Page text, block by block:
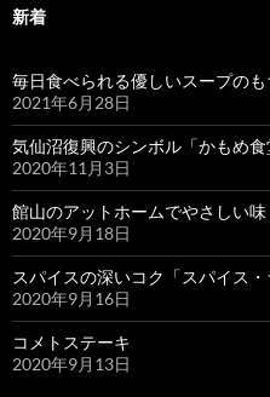
新着
毎日食べられる優しいスープのも
2021年6月28日
気仙沼復興のシンボル「かもめ食
2020年11月3日
館山のアットホームでやさしい味
2020年9月18日
スパイスの深いコク「スパイス・
2020年9月16日
コメトステーキ
2020年9月13日